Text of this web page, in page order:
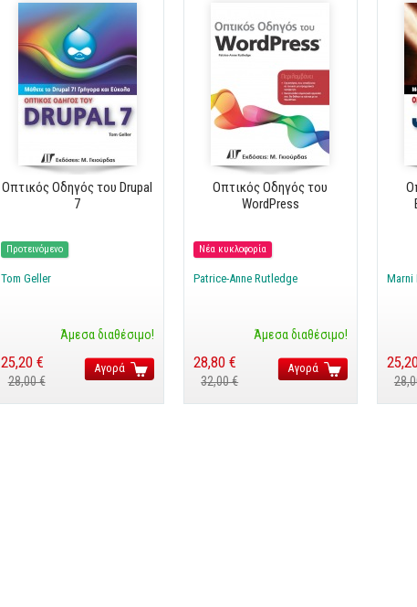
Οπτικός Οδηγός του Drupal
7
Προτεινόμενο
Tom Geller
Άμεσα διαθέσιμο!
25,20 €
28,00 €
Αγορά
Οπτικός Οδηγός του
WordPress
Νέα κυκλοφορία
Patrice-Anne Rutledge
Άμεσα διαθέσιμο!
28,80 €
32,00 €
Αγορά
Marni